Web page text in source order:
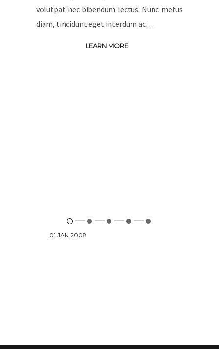
volutpat nec bibendum lectus. Nunc metus
diam, tincidunt eget interdum ac…
LEARN MORE
01 JAN 2008